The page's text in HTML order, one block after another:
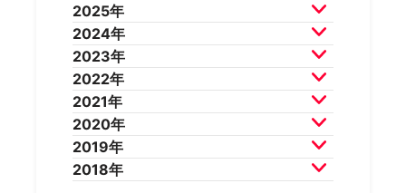
2026年8月 2026年7月
2026年6月 2026年5月
2026年4月 2026年3月
2026年2月
2025年
2025年12月2025年11月
2025年10月2025年9月
2025年8月 2025年7月
2025年6月
2025年4月
2025年2月
2024年
2024年12月2024年11月
2024年10月2024年9月
2024年8月 2024年7月
2024年6月
2024年4月
2024年2月
2023年
2023年12月2023年11月
2023年10月2023年9月
2023年8月 2023年7月
2023年6月
2023年4月
2022年
2022年12月2022年11月
2022年10月2022年9月
2022年8月 2022年7月
2022年6月
2021年
2021年12月2021年11月
2021年10月2021年9月
2021年8月 2021年7月
2020年
2020年12月2020年11月
2020年10月2020年9月
2019年
2019年12月2019年11月
2018年